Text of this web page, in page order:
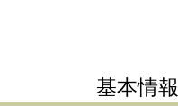
基本情報